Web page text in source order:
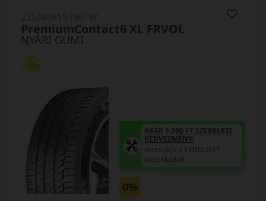
NYÁRI GUMI
PremiumContact6 XL FRVOL
AKÁR 5.000 FT SZERELÉSI
KEDVEZMÉNY!
Használja a LENDÜLET
kuponkódot!
0%